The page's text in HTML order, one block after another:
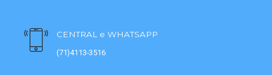
CENTRAL e WHATSAPP
(71)4113-3516